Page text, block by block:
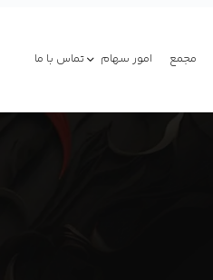
مجمع امور سهام تماس با ما